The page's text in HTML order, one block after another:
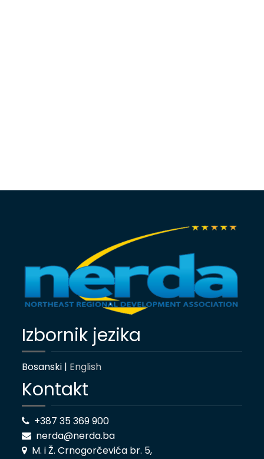
Izbornik jezika
Bosanski | English
Kontakt
+387 35 369 900
nerda@nerda.ba
M. i Ž. Crnogorčevića br. 5,